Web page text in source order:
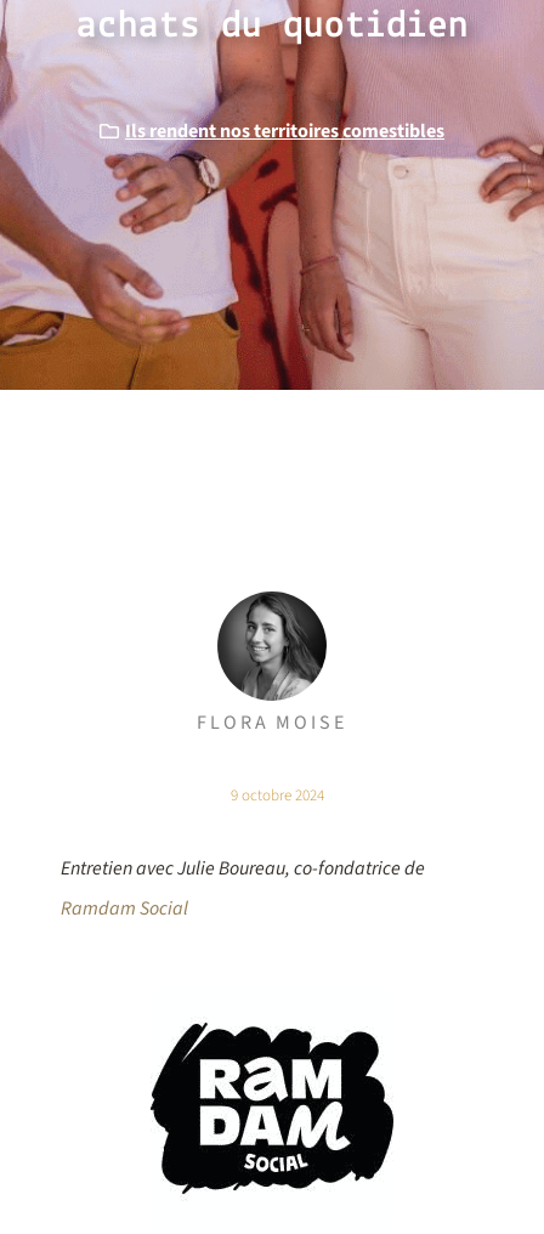
achats du quotidien
Ils rendent nos territoires comestibles
FLORA MOISE
9 octobre 2024
Entretien avec Julie Boureau, co-fondatrice de
Ramdam Social